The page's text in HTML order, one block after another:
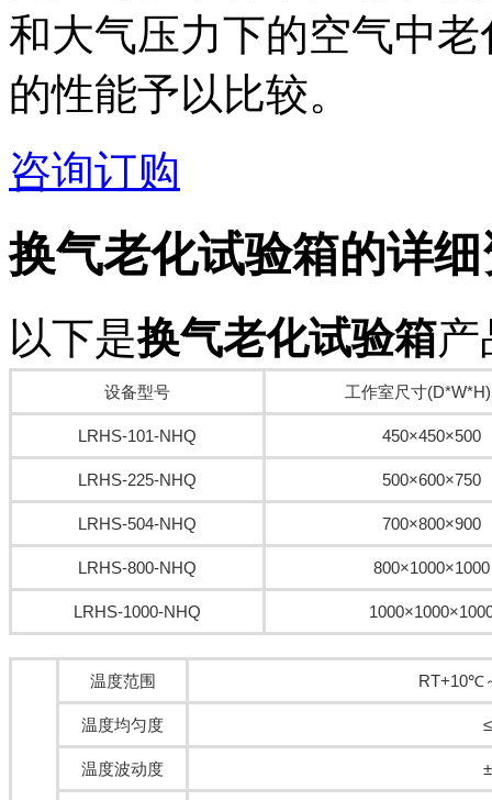
和大气压力下的空气中
的性能予以比较。
咨询订购
换气老化试验箱的详
以下是换气老化试验箱
设备型号 工作室尺寸
LRHS-101-NHQ 450×450×500
LRHS-225-NHQ 500×600×750
LRHS-504-NHQ 700×800×900
LRHS-800-NHQ 800×1000×1000
LRHS-1000-NHQ
温度范围 RT+10℃
温度均匀度
温度波动度